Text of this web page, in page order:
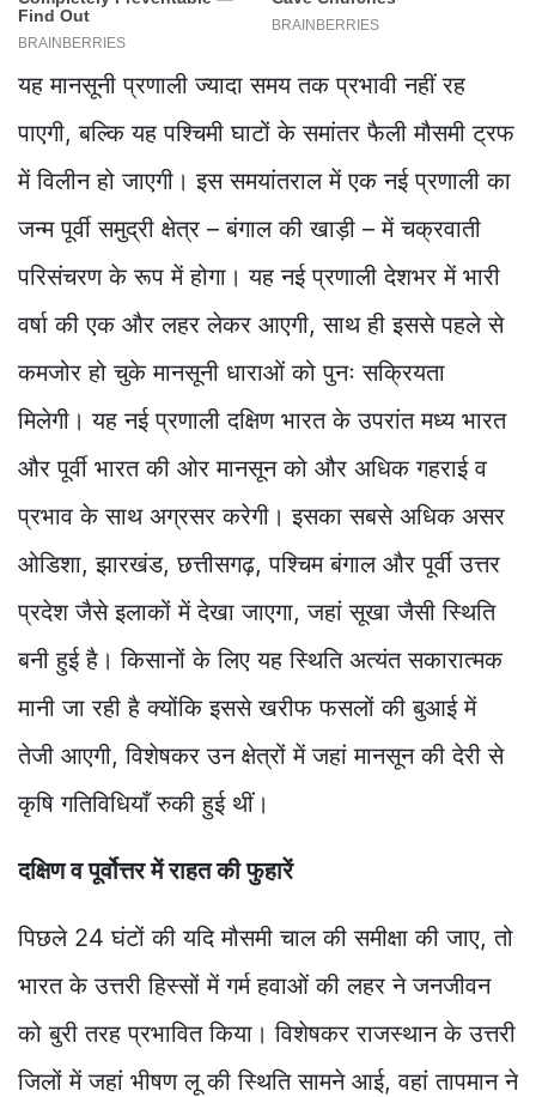
यह मानसूनी प्रणाली ज्यादा समय तक प्रभावी नहीं रह
पाएगी, बल्कि यह पश्चिमी घाटों के समांतर फैली मौसमी ट्रफ
में विलीन हो जाएगी। इस समयांतराल में एक नई प्रणाली का
जन्म पूर्वी समुद्री क्षेत्र – बंगाल की खाड़ी – में चक्रवाती
परिसंचरण के रूप में होगा। यह नई प्रणाली देशभर में भारी
वर्षा की एक और लहर लेकर आएगी, साथ ही इससे पहले से
कमजोर हो चुके मानसूनी धाराओं को पुनः सक्रियता
मिलेगी। यह नई प्रणाली दक्षिण भारत के उपरांत मध्य भारत
और पूर्वी भारत की ओर मानसून को और अधिक गहराई व
प्रभाव के साथ अग्रसर करेगी। इसका सबसे अधिक असर
ओडिशा, झारखंड, छत्तीसगढ़, पश्चिम बंगाल और पूर्वी उत्तर
प्रदेश जैसे इलाकों में देखा जाएगा, जहां सूखा जैसी स्थिति
बनी हुई है। किसानों के लिए यह स्थिति अत्यंत सकारात्मक
मानी जा रही है क्योंकि इससे खरीफ फसलों की बुआई में
तेजी आएगी, विशेषकर उन क्षेत्रों में जहां मानसून की देरी से
कृषि गतिविधियाँ रुकी हुई थीं।
दक्षिण व पूर्वोत्तर में राहत की फुहारें
पिछले 24 घंटों की यदि मौसमी चाल की समीक्षा की जाए, तो
भारत के उत्तरी हिस्सों में गर्म हवाओं की लहर ने जनजीवन
को बुरी तरह प्रभावित किया। विशेषकर राजस्थान के उत्तरी
जिलों में जहां भीषण लू की स्थिति सामने आई, वहां तापमान ने